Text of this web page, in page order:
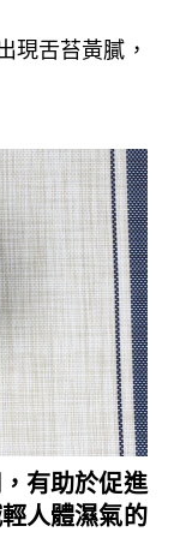
現舌苔黃膩，
有助於促進
人體濕氣的